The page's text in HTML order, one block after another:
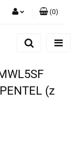
(0)
(z